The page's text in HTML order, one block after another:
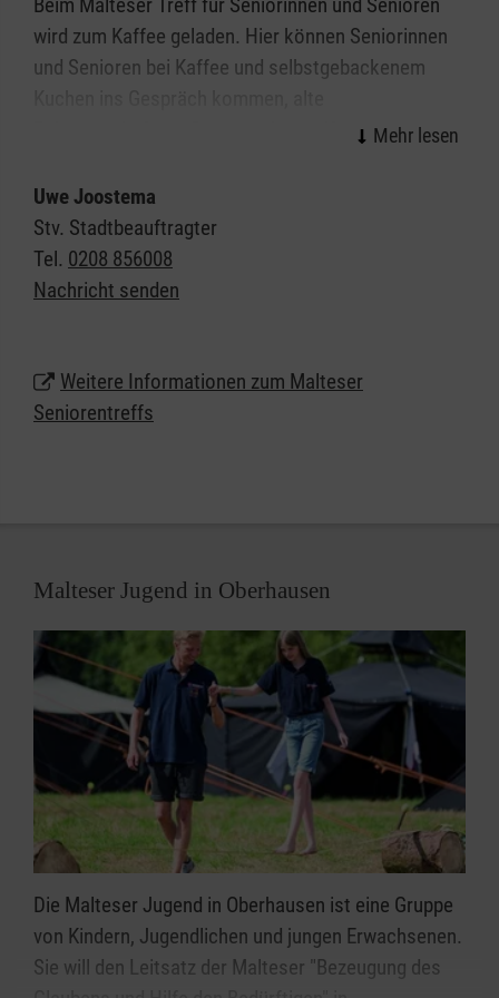
Beim Malteser Treff für Seniorinnen und Senioren
wird zum Kaffee geladen. Hier können Seniorinnen
und Senioren bei Kaffee und selbstgebackenem
Bekanntschaften pflegen und neue Kontakte
Abwechselnde Aktivitäten werden von
Ehrenamtlichen organisiert, um in geselliger Runde
schöne Stunden zu verbringen. Zum Programm
können Kurzvorträge, schöne Musik oder Sitztanz
Der Kaffeeklatsch findeteinmal im Monat an einem
Samstagstatt.
Uwe Joostema
Stv. Stadtbeauftragter
Tel. 0208 856008
Nachricht senden
Weitere Informationen zum Malteser
Seniorentreffs
Malteser Jugend in Oberhausen
Die Malteser Jugend in Oberhausen ist eine Gruppe
von Kindern, Jugendlichen und jungen Erwachsenen.
Sie will den Leitsatz der Malteser "Bezeugung des